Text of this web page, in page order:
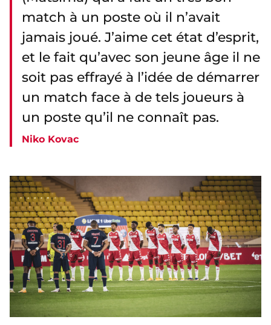
match à un poste où il n’avait
jamais joué. J’aime cet état d’esprit,
et le fait qu’avec son jeune âge il ne
soit pas effrayé à l’idée de démarrer
un match face à de tels joueurs à
un poste qu’il ne connaît pas.
Niko Kovac